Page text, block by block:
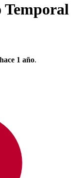
Temporal
hace 1 año.